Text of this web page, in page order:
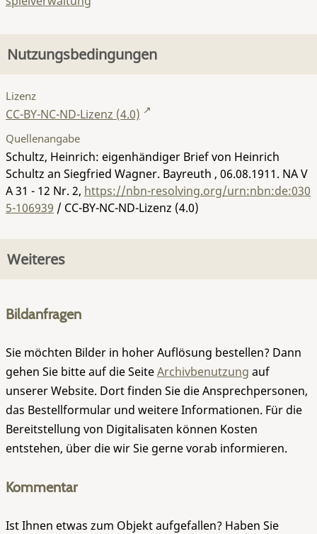
Nutzungsbedingungen
Lizenz
CC-BY-NC-ND-Lizenz (4.0)
Quellenangabe
Schultz, Heinrich: eigenhändiger Brief von Heinrich
Schultz an Siegfried Wagner. Bayreuth , 06.08.1911. NA V
A 31 - 12 Nr. 2, https://nbn-resolving.org/urn:nbn:de:030
5-106939 / CC-BY-NC-ND-Lizenz (4.0)
Weiteres
Bildanfragen
Sie möchten Bilder in hoher Auflösung bestellen? Dann
gehen Sie bitte auf die SeiteArchivbenutzung auf
unserer Website. Dort finden Sie die Ansprechpersonen,
das Bestellformular und weitere Informationen. Für die
Bereitstellung von Digitalisaten können Kosten
entstehen, über die wir Sie gerne vorab informieren.
Kommentar
Ist Ihnen etwas zum Objekt aufgefallen? Haben Sie